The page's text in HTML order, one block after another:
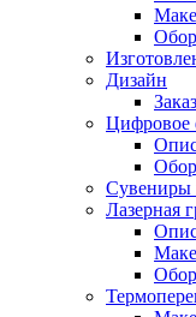
Дизайн
Заказ
Цифровое
Сувениры
Лазерная